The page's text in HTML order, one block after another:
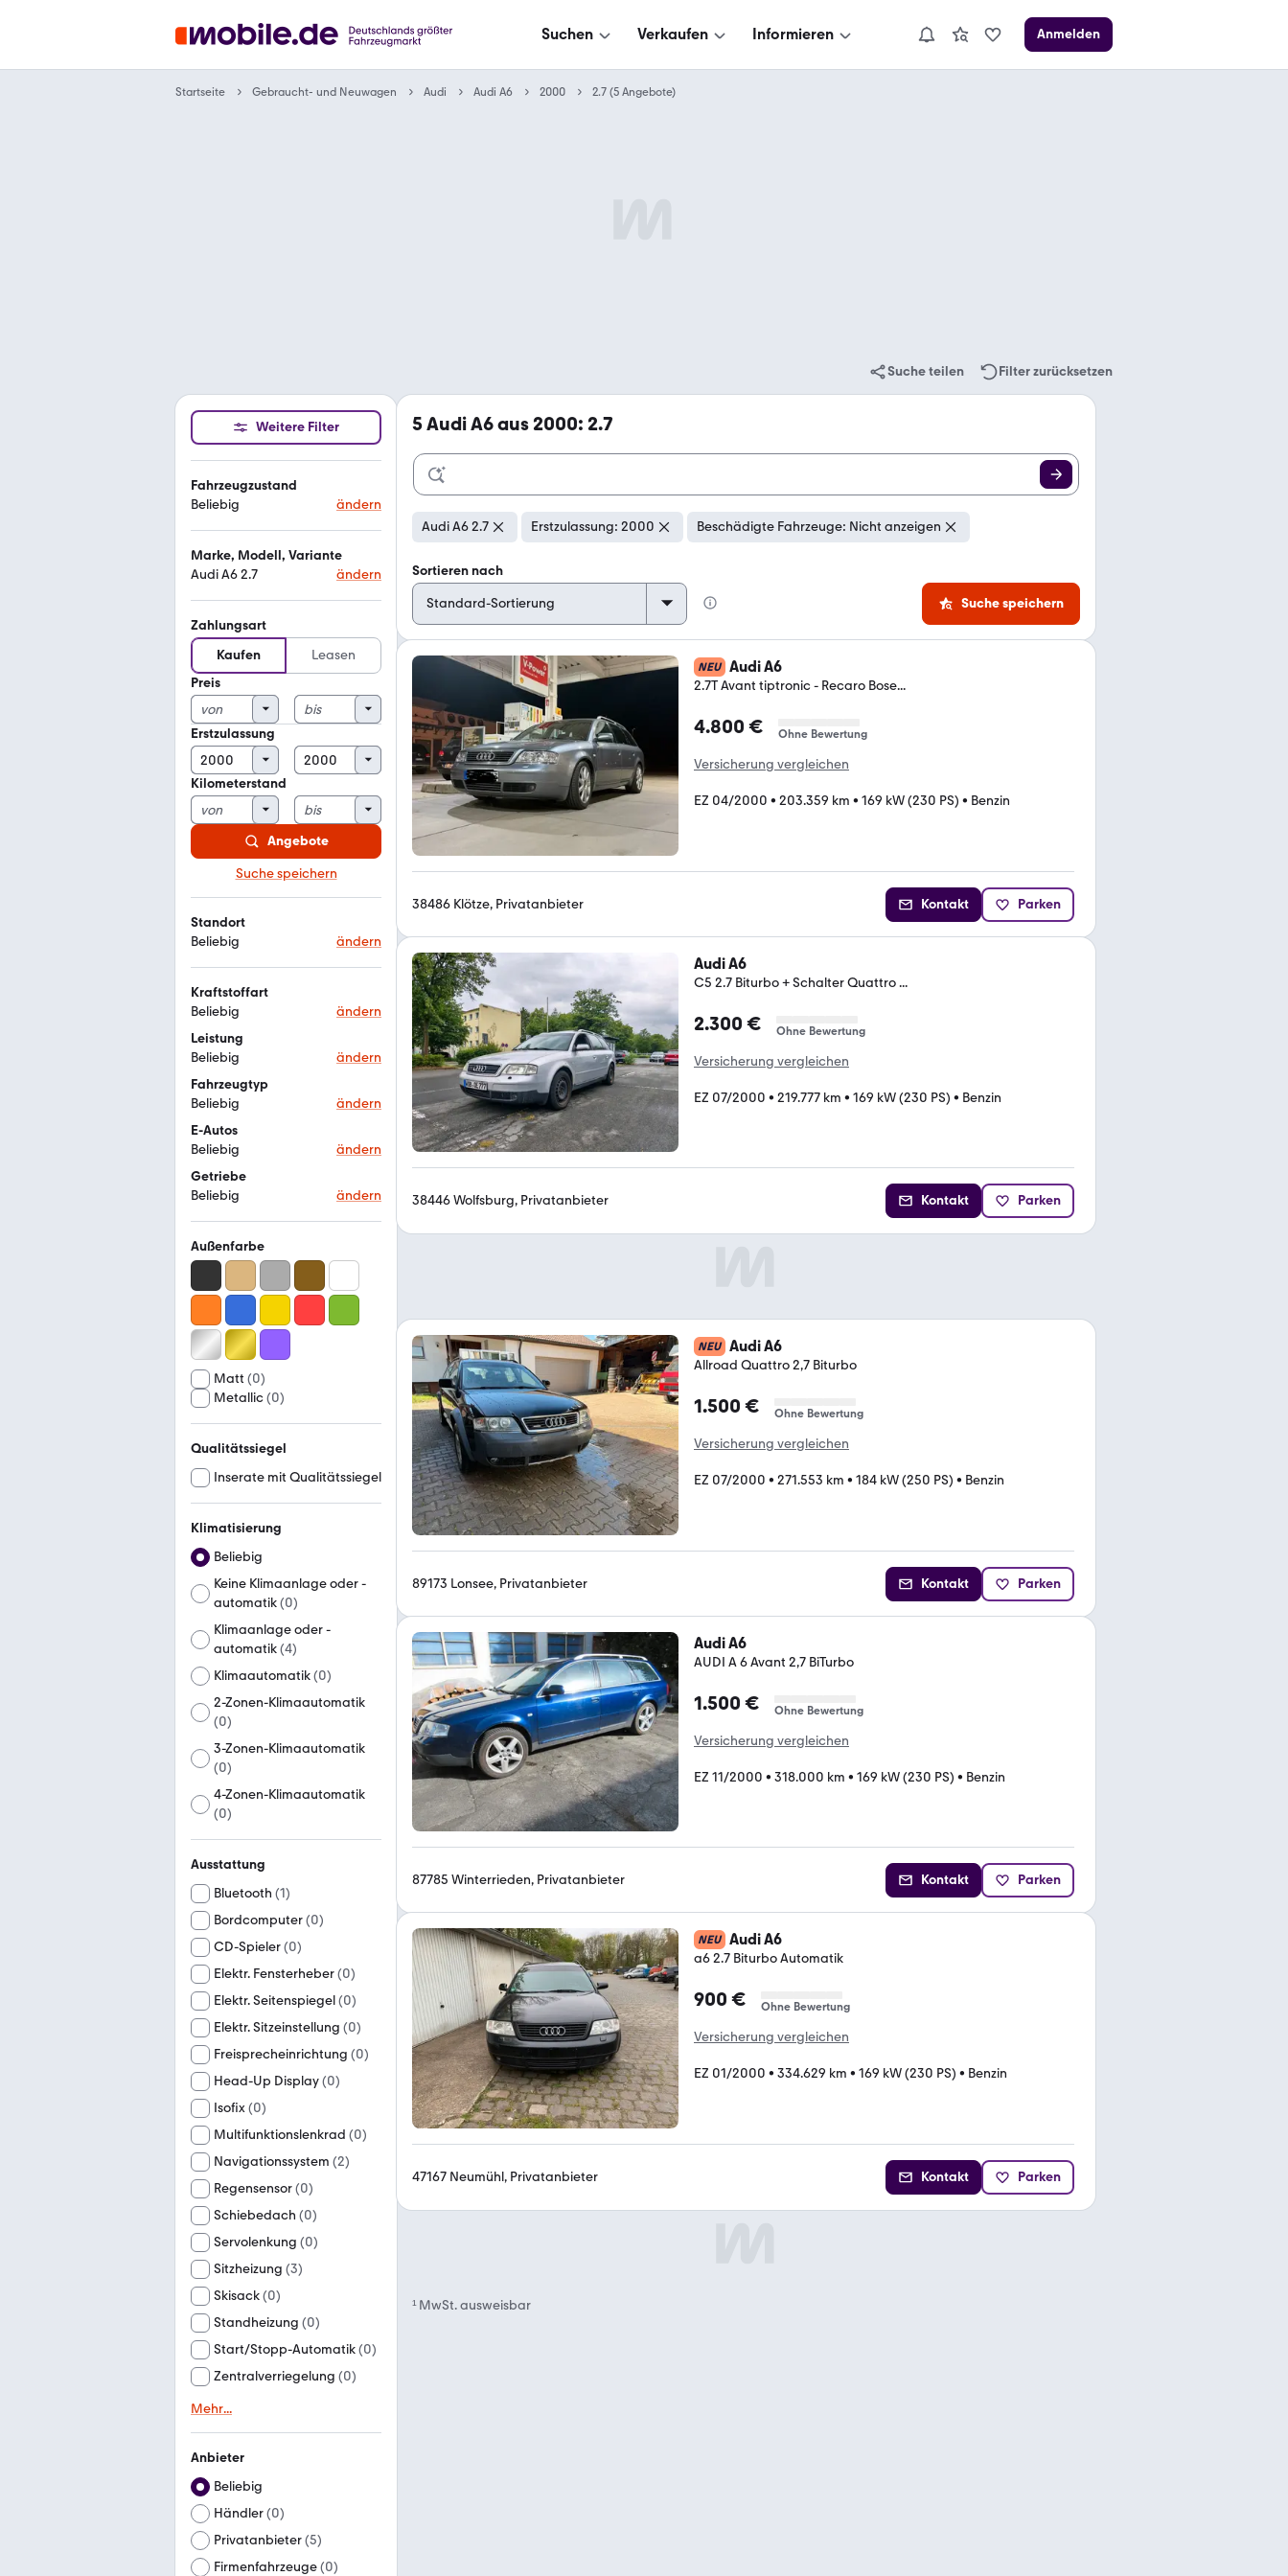
Suchen Verkaufen Informieren Anmelden
Startseite Gebraucht- und Neuwagen Audi Audi A6 2000 2.7 (5 Angebote)
Suche teilen Filter zurücksetzen
Weitere Filter
Fahrzeugzustand
Beliebig
ändern
Marke, Modell, Variante
Audi A6 2.7
ändern
Zahlungsart
Kaufen
Leasen
Preis
Erstzulassung
Kilometerstand
Angebote
Suche speichern
Standort
Beliebig
ändern
Kraftstoffart
Beliebig
ändern
Leistung
Beliebig
ändern
Fahrzeugtyp
Beliebig
ändern
E-Autos
Beliebig
ändern
Getriebe
Beliebig
ändern
Außenfarbe
Matt (0)
Metallic(0)
Qualitätssiegel
Inserate mit Qualitätssiegel
Klimatisierung
Beliebig
Keine Klimaanlage oder -
automatik(0)
Klimaanlage oder -
automatik(4)
Klimaautomatik(0)
2-Zonen-Klimaautomatik
(0)
3-Zonen-Klimaautomatik
(0)
4-Zonen-Klimaautomatik
(0)
Ausstattung
Bluetooth (1)
Bordcomputer(0)
CD-Spieler(0)
Elektr. Fensterheber(0)
Elektr. Seitenspiegel(0)
Elektr. Sitzeinstellung (0)
Freisprecheinrichtung (0)
Head-Up Display(0)
Isofix(0)
Multifunktionslenkrad (0)
Navigationssystem (2)
Regensensor(0)
Schiebedach (0)
Servolenkung (0)
Sitzheizung (3)
Skisack(0)
Standheizung (0)
Start/Stopp-Automatik(0)
Zentralverriegelung (0)
Mehr...
Anbieter
Beliebig
Händler(0)
Privatanbieter(5)
Firmenfahrzeuge(0)
5Audi A6 aus 2000: 2.7
Audi A6 2.7 Erstzulassung: 2000 Beschädigte Fahrzeuge: Nicht anzeigen
Sortieren nach
Suche speichern
NEU Audi A6
2.7T Avant tiptronic - Recaro Bose...
4.800 € Ohne Bewertung
Versicherung vergleichen
EZ 04/2000 • 203.359 km • 169 kW (230 PS) • Benzin
38486 Klötze, Privatanbieter Kontakt Parken
Audi A6
C5 2.7 Biturbo + Schalter Quattro ...
2.300 € Ohne Bewertung
Versicherung vergleichen
EZ 07/2000 • 219.777 km • 169 kW (230 PS) • Benzin
38446 Wolfsburg, Privatanbieter Kontakt Parken
NEU Audi A6
Allroad Quattro 2,7 Biturbo
1.500 € Ohne Bewertung
Versicherung vergleichen
EZ 07/2000 • 271.553 km • 184 kW (250 PS) • Benzin
89173 Lonsee, Privatanbieter Kontakt Parken
Audi A6
AUDI A 6 Avant 2,7 BiTurbo
1.500 € Ohne Bewertung
Versicherung vergleichen
EZ 11/2000 • 318.000 km • 169 kW (230 PS) • Benzin
87785 Winterrieden, Privatanbieter Kontakt Parken
NEU Audi A6
a6 2.7 Biturbo Automatik
900 € Ohne Bewertung
Versicherung vergleichen
EZ 01/2000 • 334.629 km • 169 kW (230 PS) • Benzin
47167 Neumühl, Privatanbieter Kontakt Parken
¹MwSt. ausweisbar